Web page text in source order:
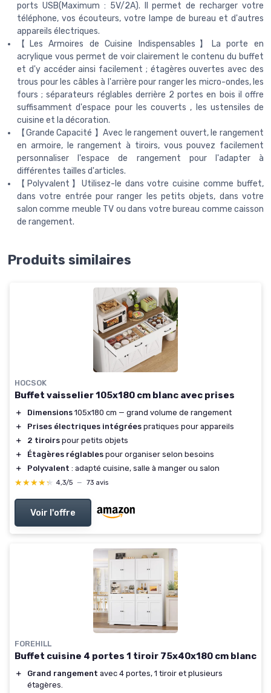
ports USB(Maximum : 5V/2A). Il permet de recharger votre
téléphone, vos écouteurs, votre lampe de bureau et d'autres
appareils électriques.
【Les Armoires de Cuisine Indispensables】La porte en
acrylique vous permet de voir clairement le contenu du buffet
et d'y accéder ainsi facilement ; étagères ouvertes avec des
trous pour les câbles à l'arrière pour ranger les micro-ondes, les
fours ; séparateurs réglables derrière 2 portes en bois il offre
suffisamment d'espace pour les couverts , les ustensiles de
cuisine et la décoration.
【Grande Capacité 】Avec le rangement ouvert, le rangement
en armoire, le rangement à tiroirs, vous pouvez facilement
personnaliser l'espace de rangement pour l'adapter à
différentes tailles d'articles.
【Polyvalent】Utilisez-le dans votre cuisine comme buffet,
dans votre entrée pour ranger les petits objets, dans votre
salon comme meuble TV ou dans votre bureau comme caisson
de rangement.
Produits similaires
HOCSOK
Buffet vaisselier 105x180 cm blanc avec prises
＋ Dimensions 105x180 cm — grand volume de rangement
＋
Prises électriques intégrées pratiques pour appareils
＋
2 tiroirs pour petits objets
＋
Étagères réglables pour organiser selon besoins
＋
Polyvalent : adapté cuisine, salle à manger ou salon
★★★★★
★★★★★ 4,3/5 — 73 avis
Voir l'offre
FOREHILL
Buffet cuisine 4 portes 1 tiroir 75x40x180 cm blanc
＋ Grand rangement avec 4 portes, 1 tiroir et plusieurs
étagères.